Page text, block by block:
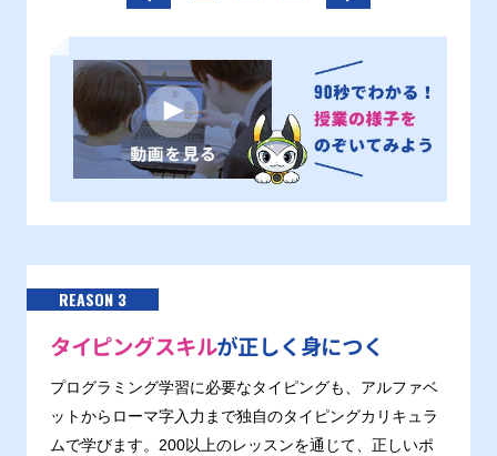
REASON 3
タイピングスキルが正しく身につく
プログラミング学習に必要なタイピングも、アルファベ
ットからローマ字入力まで独自のタイピングカリキュラ
ムで学びます。200以上のレッスンを通じて、正しいポ